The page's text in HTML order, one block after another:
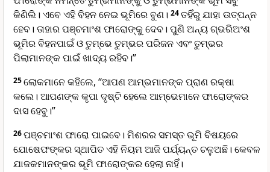
କିଣିଲି। ଏବେ ଏହି ବିହନ ନେଇ ଭୂମିରେ ବୁଣ। 24ତହିଁରୁ ଯାହା ଉତ୍ପନ୍ନ
ହେବ। ତାହାର ପଞ୍ଚମାଂଶ ଫାରୋଙ୍କୁ ଦେବ। ପୁଣି ଅନ୍ୟ ଗ୍ଭରିଅଂଶ
ଭୂମିର ବିହନପାଇଁ ଓ ତୁମ୍ଭେ ତୁମ୍ଭର ପରିଜନ ଏବଂ ତୁମ୍ଭର
ପିଲାମାନଙ୍କ ପାଇଁ ଖାଦ୍ୟ ରହିବ।”
25ଲୋକମାନେ କହିଲେ, “ଆପଣ ଆମ୍ଭମାନଙ୍କ ପ୍ରାଣ ରକ୍ଷା
କଲେ। ଆପଣଙ୍କ କୃପା ଦୃଷ୍ଟି ହେଲେ ଆମ୍ଭେମାନେ ଫାରୋଙ୍କର
ଦାସ ହେବୁ।”
26ପଞ୍ଚମାଂଶ ଫାରୋ ପାଇବେ। ମିଶରର ସମସ୍ତ ଭୂମି ବିଷୟରେ
ଯୋଷେଫଙ୍କର ସ୍ଥାପିତ ଏହି ନିୟମ ଆଜି ପର୍ଯ୍ୟନ୍ତ ଚଳୁଅଛି। କେବଳ
ଯାଜକମାନଙ୍କର ଭୂମି ଫାରୋଙ୍କର ହେଲା ନାହିଁ।